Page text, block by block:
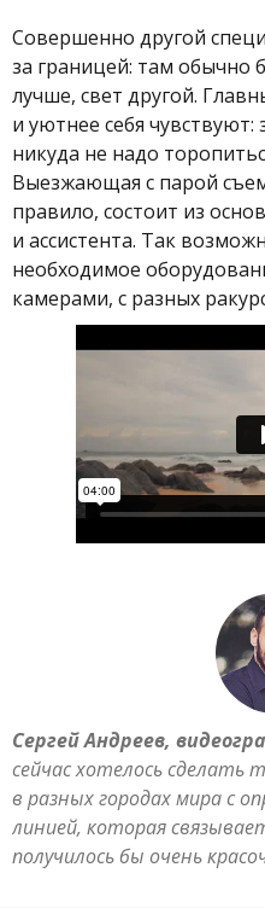
Совершенно другой
за границей: там обычно
лучше, свет другой.
и уютнее себя
никуда не надо
Выезжающая с парой
правило, состоит из
и ассистента. Так
необходимое
камерами, с разных
Сергей Андреев,
сейчас хотелось сделать
в разных городах мира с
линией, которая
получилось бы очень